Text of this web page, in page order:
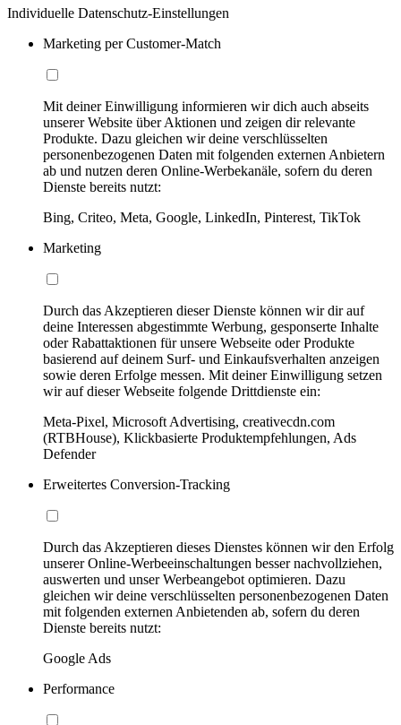
Individuelle Datenschutz-Einstellungen
Marketing per Customer-Match
Mit deiner Einwilligung informieren wir dich auch abseits
unserer Website über Aktionen und zeigen dir relevante
Produkte. Dazu gleichen wir deine verschlüsselten
personenbezogenen Daten mit folgenden externen Anbietern
ab und nutzen deren Online-Werbekanäle, sofern du deren
Dienste bereits nutzt:
Bing, Criteo, Meta, Google, LinkedIn, Pinterest, TikTok
Marketing
Durch das Akzeptieren dieser Dienste können wir dir auf
deine Interessen abgestimmte Werbung, gesponserte Inhalte
oder Rabattaktionen für unsere Webseite oder Produkte
basierend auf deinem Surf- und Einkaufsverhalten anzeigen
sowie deren Erfolge messen. Mit deiner Einwilligung setzen
wir auf dieser Webseite folgende Drittdienste ein:
Meta-Pixel, Microsoft Advertising, creativecdn.com
(RTBHouse), Klickbasierte Produktempfehlungen, Ads
Defender
Erweitertes Conversion-Tracking
Durch das Akzeptieren dieses Dienstes können wir den Erfolg
unserer Online-Werbeeinschaltungen besser nachvollziehen,
auswerten und unser Werbeangebot optimieren. Dazu
gleichen wir deine verschlüsselten personenbezogenen Daten
mit folgenden externen Anbietenden ab, sofern du deren
Dienste bereits nutzt:
Google Ads
Performance